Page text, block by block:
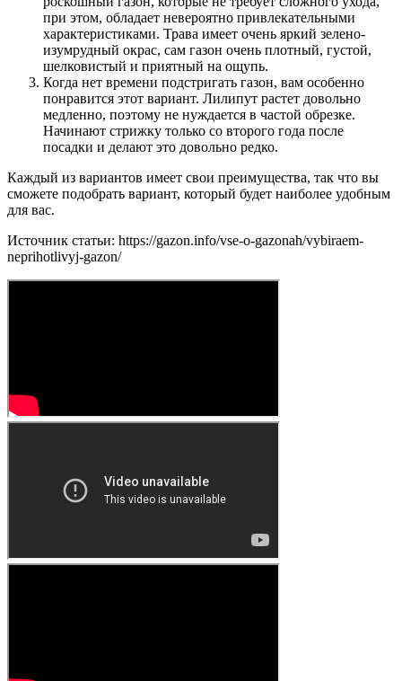
при этом, обладает невероятно привлекательными
характеристиками. Трава имеет очень яркий зелено-
изумрудный окрас, сам газон очень плотный, густой,
шелковистый и приятный на ощупь.
Когда нет времени подстригать газон, вам особенно
понравится этот вариант. Лилипут растет довольно
медленно, поэтому не нуждается в частой обрезке.
Начинают стрижку только со второго года после
посадки и делают это довольно редко.
Каждый из вариантов имеет свои преимущества, так что вы
сможете подобрать вариант, который будет наиболее удобным
для вас.
Источник статьи: https://gazon.info/vse-o-gazonah/vybiraem-
neprihotlivyj-gazon/